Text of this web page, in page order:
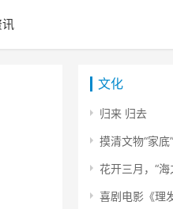
文化
归来 归去
摸清文物“家
花开三月，“海
喜剧电影《理